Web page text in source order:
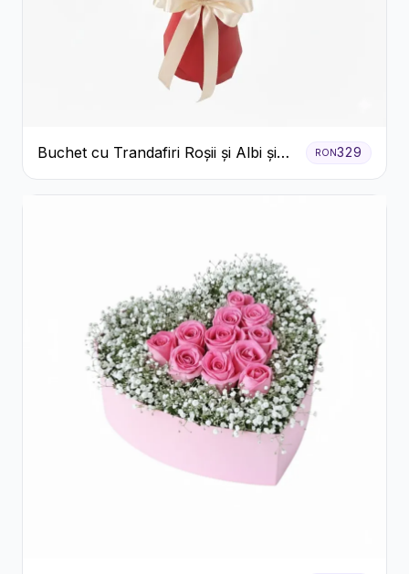
Buchet cu Trandafiri Roșii și Albi și
Gypsophila
RON329